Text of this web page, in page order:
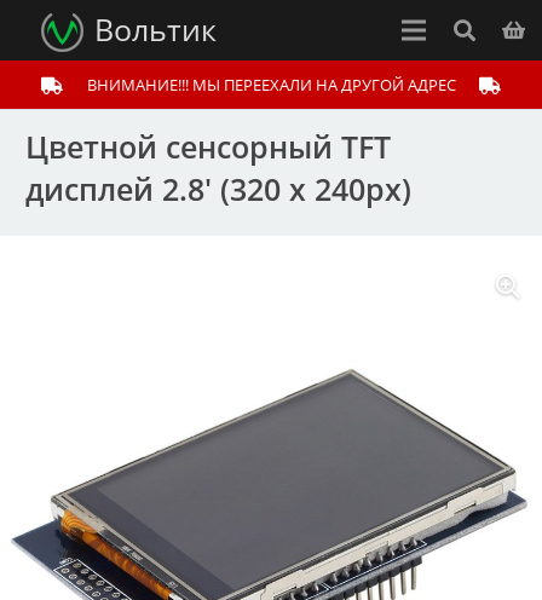
Вольтик
ВНИМАНИЕ!!! МЫ ПЕРЕЕХАЛИ НА ДРУГОЙ АДРЕС
Цветной сенсорный TFT
дисплей 2.8′ (320 x 240px)